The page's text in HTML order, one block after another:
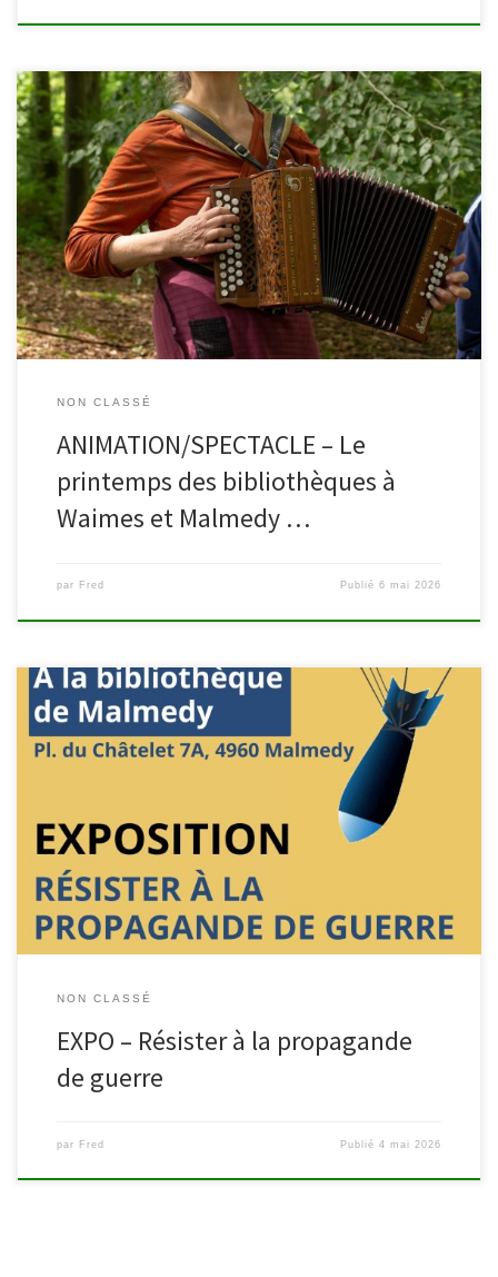
A l’initiative de la Bibliothèque Centrale de la Province de
Hainaut, le Printemps des Bibliothèques revient cette année
encore. Les activités se déroulent le vendredi 22 mai partout en
Fédération Wallonie-Bruxelles, y compris à Waimes et Malmedy.
Découvrez tout le programme ci-dessous. À la bibliothèque de
Malmedy (Place du Châtelet, […]
NON CLASSÉ
ANIMATION/SPECTACLE – Le
printemps des bibliothèques à
Waimes et Malmedy …
par Fred Publié6 mai 2026
Du 26 mai au 12 juin 2026, la bibliothèque de Malmedy accueille
l’exposition « Résister à la propagande de guerre, 10 principes
élémentaires ». Conçue par le War Heritage Institute et l’Université
libre de Bruxelles, cette exposition se base sur l’ouvrage d’Anne
Morelli « Principes élémentaires de propagande de guerre :
Utilisables en cas […]
NON CLASSÉ
EXPO – Résister à la propagande
de guerre
par Fred Publié4 mai 2026